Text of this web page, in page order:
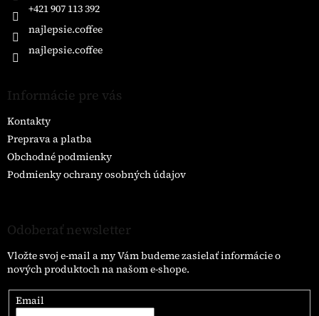
+421 907 113 392
najlepsie.coffee
najlepsie.coffee
Informácie pre vás
Kontakty
Preprava a platba
Obchodné podmienky
Podmienky ochrany osobných údajov
Odoberať newsletter
Vložte svoj e-mail a my Vám budeme zasielať informácie o
nových produktoch na našom e-shope.
Email